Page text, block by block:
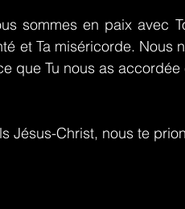
sommes en paix avec
et Ta miséricorde. Nous
que Tu nous as
Jésus-Christ, nous te